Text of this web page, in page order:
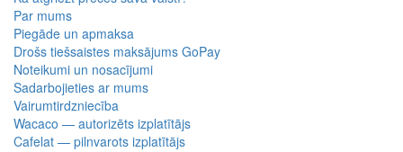
Par mums
Piegāde un apmaksa
Drošs tiešsaistes maksājums GoPay
Noteikumi un nosacījumi
Sadarbojieties ar mums
Vairumtirdzniecība
Wacaco — autorizēts izplatītājs
Cafelat — pilnvarots izplatītājs